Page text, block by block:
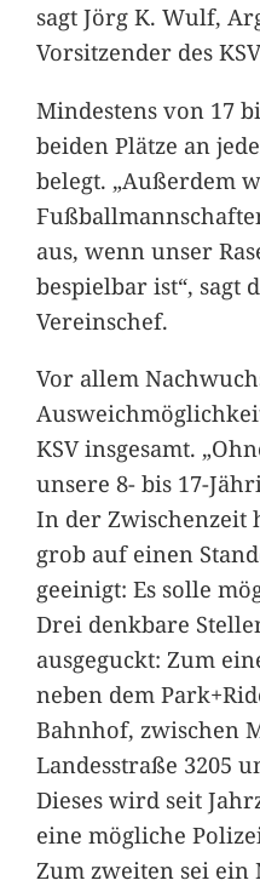
sagt Jörg K. Wulf,
Vorsitzender des
Mindestens von 17
beiden Plätze an
belegt. „Außerdem
aus, wenn unser
bespielbar ist“, sagt
Vereinschef.
Vor allem
KSV insgesamt.
unsere 8- bis 17-
In der Zwischenzeit
grob auf einen
geeinigt: Es solle
Drei denkbare
ausgeguckt: Zum
neben dem
Bahnhof, zwischen
Landesstraße 3205
Dieses wird seit
eine mögliche
Zum zweiten sei ein